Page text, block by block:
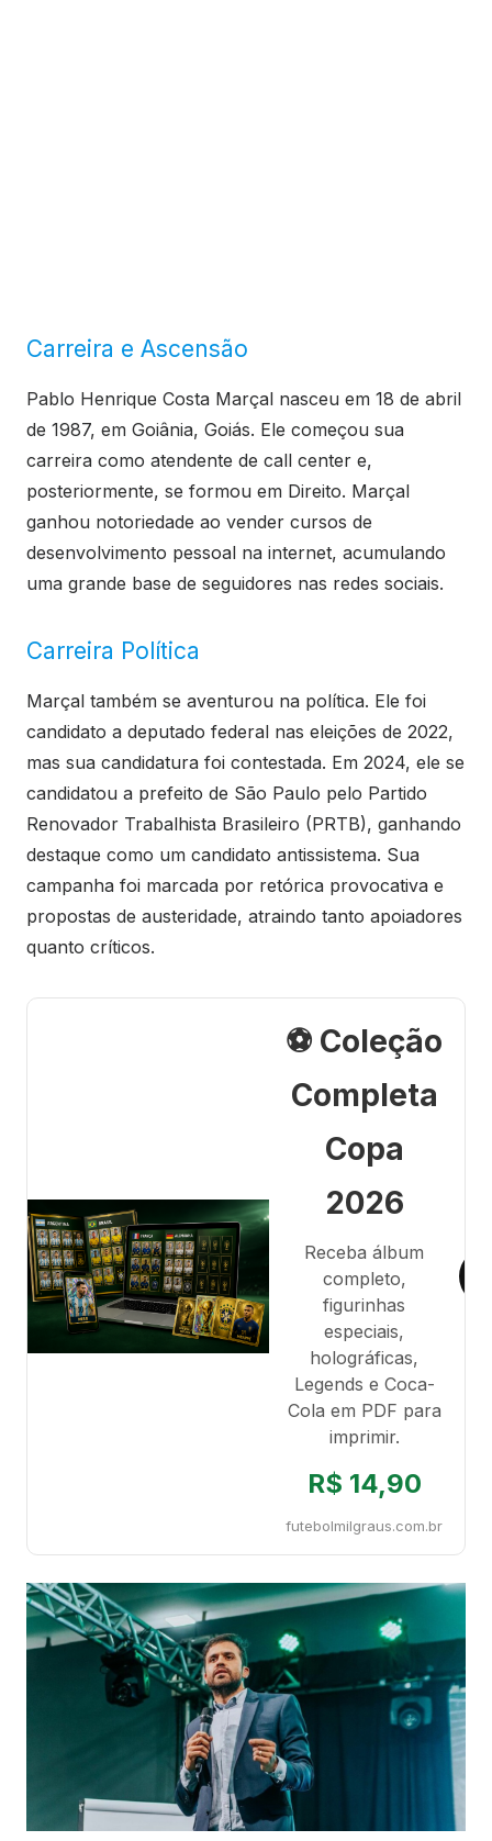
Carreira e Ascensão
Pablo Henrique Costa Marçal nasceu em 18 de abril
de 1987, em Goiânia, Goiás. Ele começou sua
carreira como atendente de call center e,
posteriormente, se formou em Direito. Marçal
ganhou notoriedade ao vender cursos de
desenvolvimento pessoal na internet, acumulando
uma grande base de seguidores nas redes sociais.
Carreira Política
Marçal também se aventurou na política. Ele foi
candidato a deputado federal nas eleições de 2022,
mas sua candidatura foi contestada. Em 2024, ele se
candidatou a prefeito de São Paulo pelo Partido
Renovador Trabalhista Brasileiro (PRTB), ganhando
destaque como um candidato antissistema. Sua
campanha foi marcada por retórica provocativa e
propostas de austeridade, atraindo tanto apoiadores
quanto críticos.
⚽ Coleção
Completa
Copa
2026
Receba álbum
completo,
figurinhas
especiais,
holográficas,
Legends e Coca-
Cola em PDF para
imprimir.
R$ 14,90
futebolmilgraus.com.br